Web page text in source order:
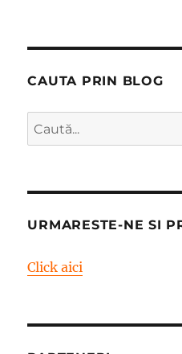
CAUTA PRIN BLOG
Caută
după:
URMARESTE-NE SI
Click aici